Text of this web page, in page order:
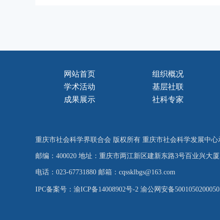
网站首页
组织概况
学术活动
基层社联
成果展示
社科专家
重庆市社会科学界联合会 版权所有 重庆市社会科学发展中心
邮编：400020 地址：重庆市两江新区建新东路3号百业兴大
电话：023-67731880 邮箱：cqssklbgs@163.com
IPC备案号：渝ICP备14008902号-2 渝公网安备